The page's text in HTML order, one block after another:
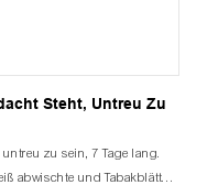
Steht, Untreu Zu
zu sein, 7 Tage lang.
abwischte und Tabakblätter